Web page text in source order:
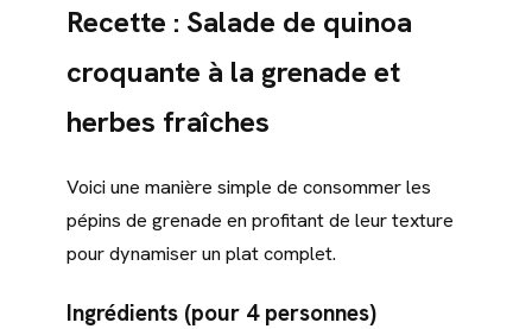
Recette : Salade de quinoa
croquante à la grenade et
herbes fraîches
Voici une manière simple de consommer les
pépins de grenade en profitant de leur texture
pour dynamiser un plat complet.
Ingrédients (pour 4 personnes)